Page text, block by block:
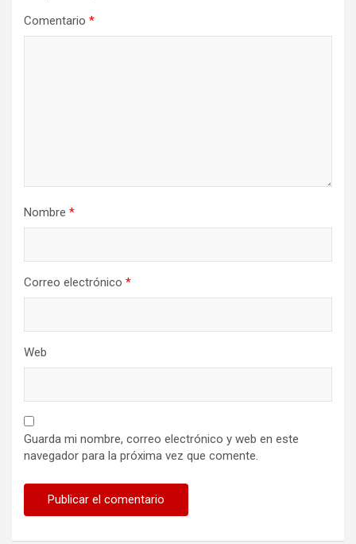
Comentario *
Nombre *
Correo electrónico *
Web
Guarda mi nombre, correo electrónico y web en este
navegador para la próxima vez que comente.